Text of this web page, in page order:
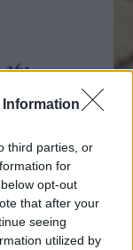
Information
third parties, or
for
opt-out
that after your
seeing
utilized by